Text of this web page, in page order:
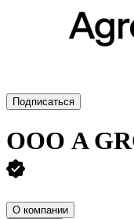
Подписаться
ООО A
О компании